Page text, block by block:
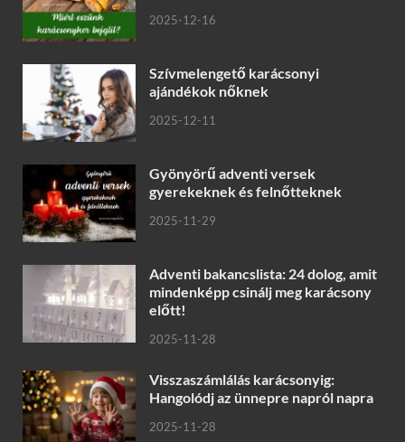
2025-12-16
Szívmelengető karácsonyi
ajándékok nőknek
2025-12-11
Gyönyörű adventi versek
gyerekeknek és felnőtteknek
2025-11-29
Adventi bakancslista: 24 dolog, amit
mindenképp csinálj meg karácsony
előtt!
2025-11-28
Visszaszámlálás karácsonyig:
Hangolódj az ünnepre napról napra
2025-11-28